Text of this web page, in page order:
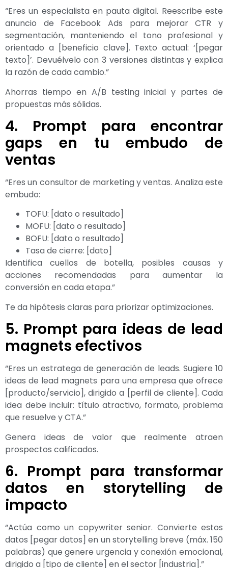
“Eres un especialista en pauta digital. Reescribe este
anuncio de Facebook Ads para mejorar CTR y
segmentación, manteniendo el tono profesional y
orientado a [beneficio clave]. Texto actual: ‘[pegar
texto]’. Devuélvelo con 3 versiones distintas y explica
la razón de cada cambio.”
Ahorras tiempo en A/B testing inicial y partes de
propuestas más sólidas.
4. Prompt para encontrar
gaps en tu embudo de
ventas
“Eres un consultor de marketing y ventas. Analiza este
embudo:
TOFU: [dato o resultado]
MOFU: [dato o resultado]
BOFU: [dato o resultado]
Tasa de cierre: [dato]
Identifica cuellos de botella, posibles causas y
acciones recomendadas para aumentar la
conversión en cada etapa.”
Te da hipótesis claras para priorizar optimizaciones.
5. Prompt para ideas de lead
magnets efectivos
“Eres un estratega de generación de leads. Sugiere 10
ideas de lead magnets para una empresa que ofrece
[producto/servicio], dirigido a [perfil de cliente]. Cada
idea debe incluir: título atractivo, formato, problema
que resuelve y CTA.”
Genera ideas de valor que realmente atraen
prospectos calificados.
6. Prompt para transformar
datos en storytelling de
impacto
“Actúa como un copywriter senior. Convierte estos
datos [pegar datos] en un storytelling breve (máx. 150
palabras) que genere urgencia y conexión emocional,
dirigido a [tipo de cliente] en el sector [industria].”